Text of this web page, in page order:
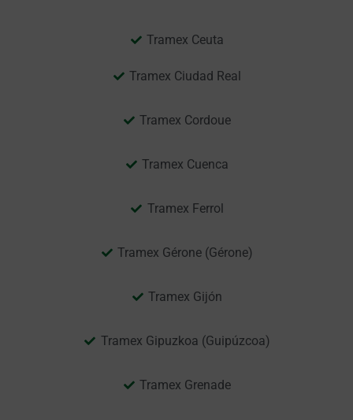
Tramex Ceuta
Tramex Ciudad Real
Tramex Cordoue
Tramex Cuenca
Tramex Ferrol
Tramex Gérone (Gérone)
Tramex Gijón
Tramex Gipuzkoa (Guipúzcoa)
Tramex Grenade